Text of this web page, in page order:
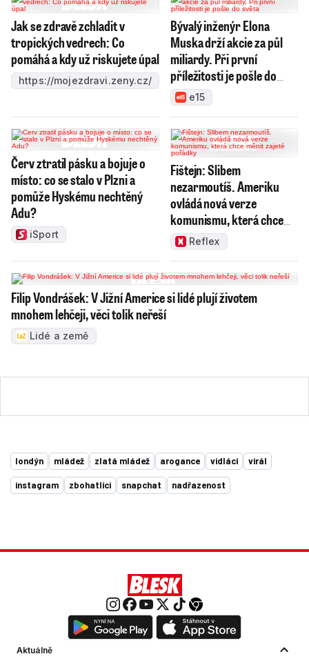
Jak se zdravě zchladit v
tropických vedrech: Co
pomáhá a kdy už riskujete úpal
https://mojezdravi.zeny.cz/
Bývalý inženýr Elona
Muska drží akcie za půl
miliardy. Při první
příležitosti je pošle do
světae15
Červ ztratil pásku a bojuje o
místo: co se stalo v Plzni a
pomůže Hyskému nechtěný
Adu?
iSport
Fištejn: Slibem
nezarmoutíš. Ameriku
ovládá nová verze
komunismu, která chce
měnit zajeté pořádky
Reflex
Filip Vondrášek: V Jižní Americe si lidé plují životem
mnohem lehčeji, věci tolik neřeší
Lidé a země
londýn mládež zlatá mládež arogance vidláci virál
instagram zbohatlíci snapchat nadřazenost
Aktuálně